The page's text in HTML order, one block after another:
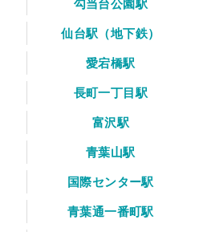
勾当台公園駅
仙台駅（地下鉄）
愛宕橋駅
長町一丁目駅
富沢駅
青葉山駅
国際センター駅
青葉通一番町駅